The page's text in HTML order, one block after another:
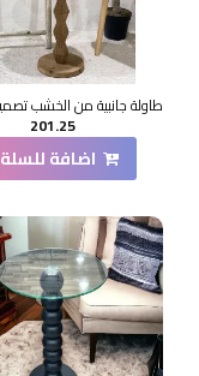
201.25
اضافة للسلة